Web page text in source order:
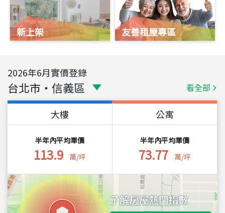
新上架 友善租屋專區
2026年6月實價登錄
台北市 ・ 信義區 看全部
大樓
半年內平均單價
113.9 萬/坪
公寓
半年內平均單價
73.77 萬/坪